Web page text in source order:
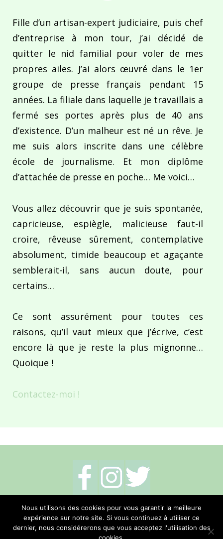
Fille d’un artisan-expert judiciaire, puis chef
d’entreprise à mon tour, j’ai décidé de
quitter le nid familial pour voler de mes
propres ailes. J’ai alors œuvré dans le 1er
groupe de presse français pendant 15
années. La filiale dans laquelle je travaillais a
fermé ses portes après plus de 40 ans
d’existence. D’un malheur est né un rêve. Je
me suis alors inscrite dans une célèbre
école de journalisme. Et mon diplôme
d’attachée de presse en poche… Me voici…
Vous allez découvrir que je suis spontanée,
capricieuse, espiègle, malicieuse faut-il
croire, rêveuse sûrement, contemplative
absolument, timide beaucoup et agaçante
semblerait-il, sans aucun doute, pour
certains…
Ce sont assurément pour toutes ces
raisons, qu’il vaut mieux que j’écrive, c’est
encore là que je reste la plus mignonne…
Quoique !
Contactez-moi !
Mentions légales- Politique de cookies-
Me contacter
Nous utilisons des cookies pour vous garantir la meilleure
expérience sur notre site. Si vous continuez à utiliser ce
dernier, nous considérerons que vous acceptez l'utilisation des